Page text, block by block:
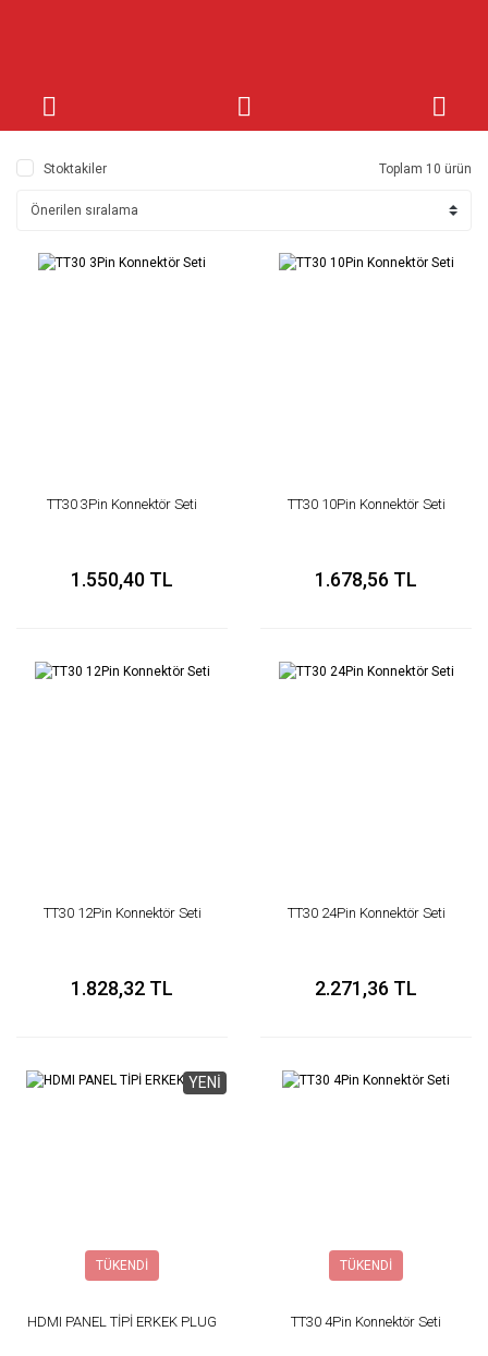
Stoktakiler Toplam 10 ürün
TT30 3Pin Konnektör Seti
1.550,40 TL
TT30 10Pin Konnektör Seti
1.678,56 TL
TT30 12Pin Konnektör Seti
1.828,32 TL
TT30 24Pin Konnektör Seti
2.271,36 TL
YENİ
TÜKENDİ
HDMI PANEL TİPİ ERKEK PLUG
TÜKENDİ
TT30 4Pin Konnektör Seti